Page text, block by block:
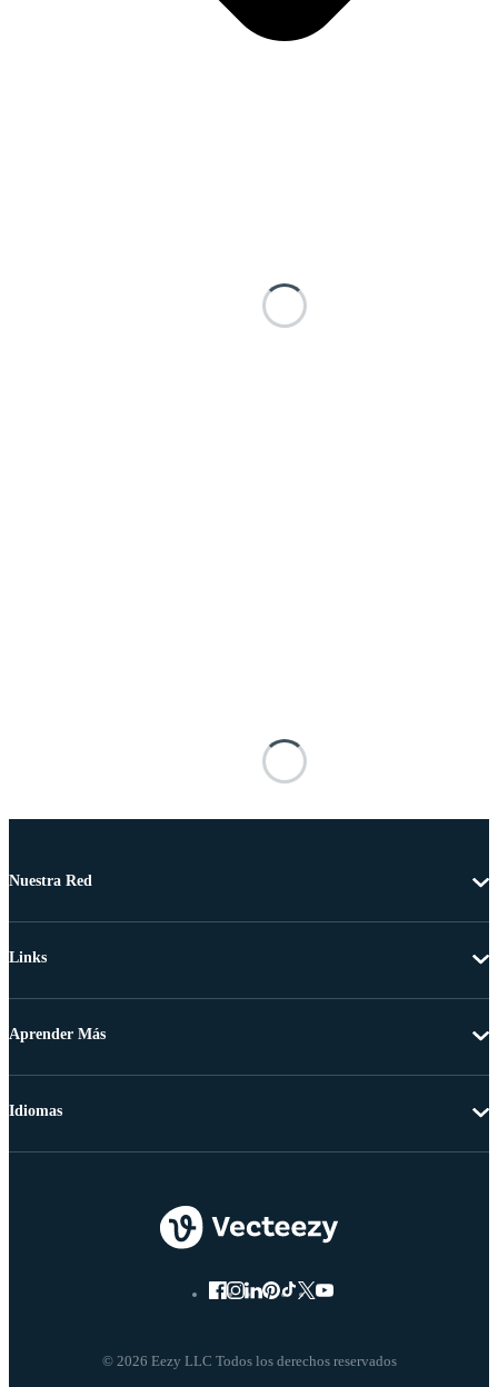
Nuestra Red
Links
Aprender Más
© 2026 Eezy LLC Todos los derechos reservados
Idiomas